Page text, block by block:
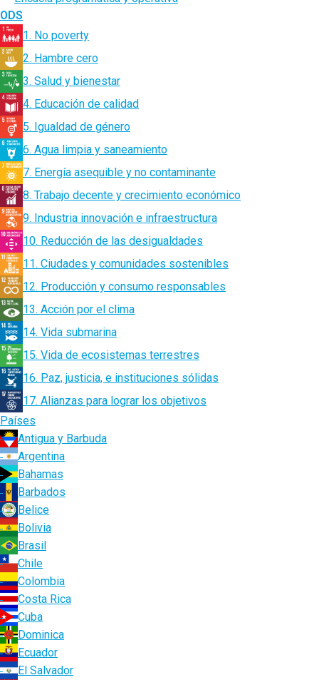
ODS
1. No poverty
2. Hambre cero
3. Salud y bienestar
4. Educación de calidad
5. Igualdad de género
6. Agua limpia y saneamiento
7. Energía asequible y no contaminante
8. Trabajo decente y crecimiento económico
9. Industria innovación e infraestructura
10. Reducción de las desigualdades
11. Ciudades y comunidades sostenibles
12. Producción y consumo responsables
13. Acción por el clima
14. Vida submarina
15. Vida de ecosistemas terrestres
16. Paz, justicia, e instituciones sólidas
17. Alianzas para lograr los objetivos
Países
Antigua y Barbuda
Argentina
Bahamas
Barbados
Belice
Bolivia
Brasil
Chile
Colombia
Costa Rica
Cuba
Dominica
Ecuador
El Salvador